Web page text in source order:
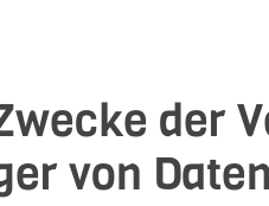
der
von Daten